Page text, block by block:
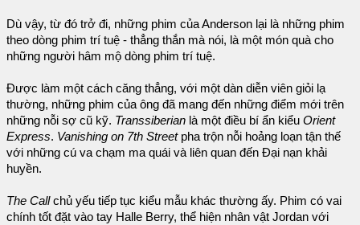
Dù vậy, từ đó trở đi, những phim của Anderson lại là những phim
theo dòng phim trí tuệ - thẳng thắn mà nói, là một món quà cho
những người hâm mộ dòng phim trí tuệ.
Được làm một cách căng thẳng, với một dàn diễn viên giỏi lạ
thường, những phim của ông đã mang đến những điểm mới trên
những nỗi sợ cũ kỹ. Transsiberian là một điều bí ẩn kiểu Orient
Express. Vanishing on 7th Streetpha trộn nỗi hoảng loạn tận thế
với những cú va chạm ma quái và liên quan đến Đại nạn khải
huyền.
The Callchủ yếu tiếp tục kiểu mẫu khác thường ấy. Phim có vai
chính tốt đặt vào tay Halle Berry, thể hiện nhân vật Jordan với